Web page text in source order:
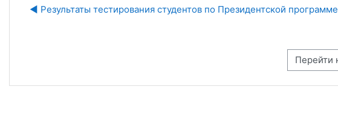
◀︎ Результаты тестирования студентов по Президентской программе
Перейти на...